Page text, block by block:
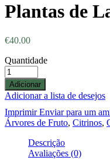
Plantas de
€40.00
Quantidade
Adicionar
Adicionar a lista de desejos
ImprimirEnviar para um
Árvores de Fruto, Citrinos,
Descrição
Avaliações (0)